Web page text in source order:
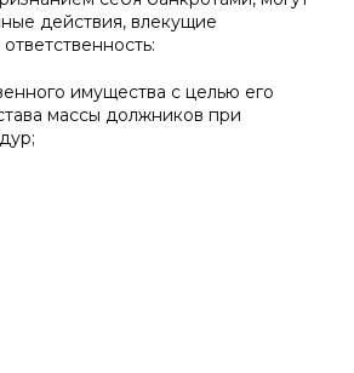
действия, влекущие
имущества с целью его
массы должников при